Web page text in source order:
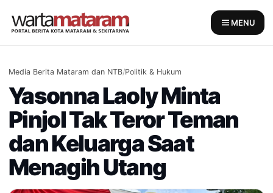
MENU
Media Berita Mataram dan NTB/Politik & Hukum
Yasonna Laoly Minta
Pinjol Tak Teror Teman
dan Keluarga Saat
Menagih Utang